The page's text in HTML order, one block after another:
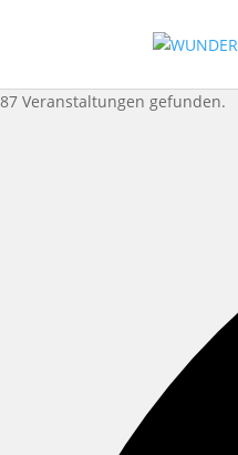
87 Veranstaltungen gefunden.